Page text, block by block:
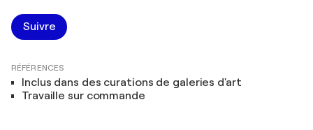
Suivre
RÉFÉRENCES
Inclus dans des curations de galeries d'art
Travaille sur commande